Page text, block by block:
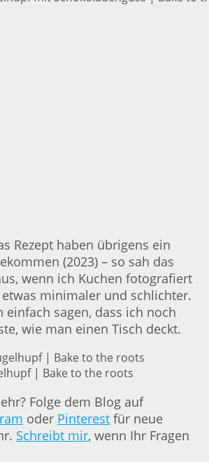
Rezept haben übrigens ein
(2023) – so sah das
wenn ich Kuchen fotografiert
minimaler und schlichter.
einfach sagen, dass ich noch
wie man einen Tisch deckt.
| Bake to the roots
Folge dem Blog auf
oder Pinterest für neue
Schreibt mir, wenn Ihr Fragen